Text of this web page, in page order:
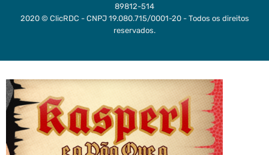
89812-514
2020 © ClicRDC - CNPJ 19.080.715/0001-20 - Todos os direitos
reservados.